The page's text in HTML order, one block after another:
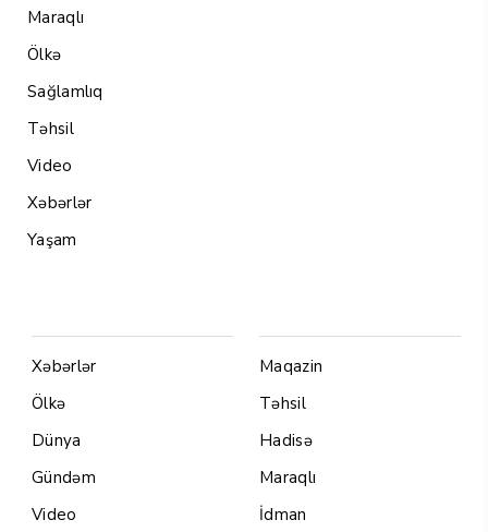
Maraqlı
Ölkə
Sağlamlıq
Təhsil
Video
Xəbərlər
Yaşam
Xəbərlər
Ölkə
Dünya
Gündəm
Video
Maqazin
Təhsil
Hadisə
Maraqlı
İdman